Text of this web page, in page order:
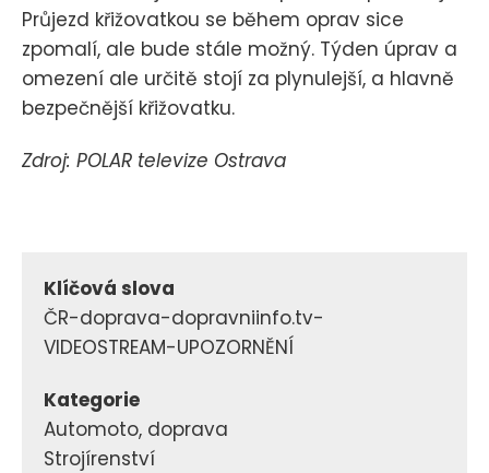
Průjezd křižovatkou se během oprav sice
zpomalí, ale bude stále možný. Týden úprav a
omezení ale určitě stojí za plynulejší, a hlavně
bezpečnější křižovatku.
Zdroj: POLAR televize Ostrava
Klíčová slova
ČR-doprava-dopravniinfo.tv-
VIDEOSTREAM-UPOZORNĚNÍ
Kategorie
Automoto, doprava
Strojírenství